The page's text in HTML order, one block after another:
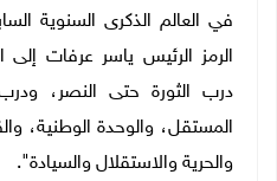
في العالم الذكرى السنوية
الرمز الرئيس ياسر عرفات
درب الثورة حتى النصر،
المستقل، والوحدة الوطنية،
والحرية والاستقلال والسيادة".